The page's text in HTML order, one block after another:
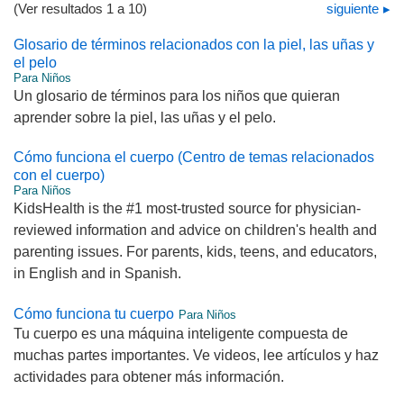
(Ver resultados 1 a 10) siguiente
Glosario de términos relacionados con la piel, las uñas y
el pelo
Para Niños
Un glosario de términos para los niños que quieran
aprender sobre la piel, las uñas y el pelo.
Cómo funciona el cuerpo (Centro de temas relacionados
con el cuerpo)
Para Niños
KidsHealth is the #1 most-trusted source for physician-
reviewed information and advice on children's health and
parenting issues. For parents, kids, teens, and educators,
in English and in Spanish.
Cómo funciona tu cuerpo Para Niños
Tu cuerpo es una máquina inteligente compuesta de
muchas partes importantes. Ve videos, lee artículos y haz
actividades para obtener más información.